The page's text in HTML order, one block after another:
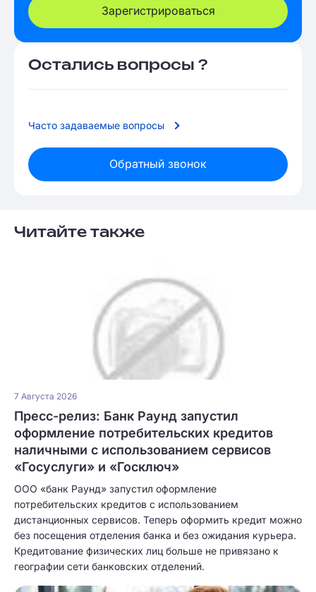
Зарегистрироваться
Остались вопросы ?
Часто задаваемые вопросы
Обратный звонок
Читайте также
7 Августа 2026
Пресс-релиз: Банк Раунд запустил
оформление потребительских кредитов
наличными с использованием сервисов
«Госуслуги» и «Госключ»
ООО «банк Раунд» запустил оформление
потребительских кредитов с использованием
дистанционных сервисов. Теперь оформить кредит можно
без посещения отделения банка и без ожидания курьера.
Кредитование физических лиц больше не привязано к
географии сети банковских отделений.